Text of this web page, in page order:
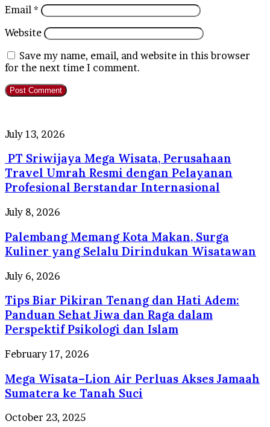
Email *
Website
Save my name, email, and website in this browser
for the next time I comment.
PT
Mega
Wisata,
Perusahaan
Travel
Umrah
Resmi
dengan
Pelayanan
Profesional
Internasional
July 13, 2026
PT Sriwijaya Mega Wisata, Perusahaan
Travel Umrah Resmi dengan Pelayanan
Profesional Berstandar Internasional
Palembang
Kota
Makan,
Surga
Kuliner
yang
Selalu
Dirindukan
Wisatawan
July 8, 2026
Palembang Memang Kota Makan, Surga
Kuliner yang Selalu Dirindukan Wisatawan
Tips
Pikiran
Tenang
dan
Hati
Adem:
Panduan
Sehat
Jiwa
dan
dalam
July 6, 2026
Tips Biar Pikiran Tenang dan Hati Adem:
Panduan Sehat Jiwa dan Raga dalam
Perspektif Psikologi dan Islam
Mega
Lion
Air
Perluas
Akses
February 17, 2026
Mega Wisata–Lion Air Perluas Akses Jamaah
Sumatera ke Tanah Suci
Madinah
October 23, 2025